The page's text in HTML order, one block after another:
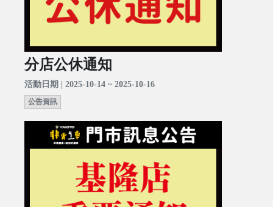
分店公休通知
活動日期 | 2025-10-14 ~ 2025-10-16
公告資訊